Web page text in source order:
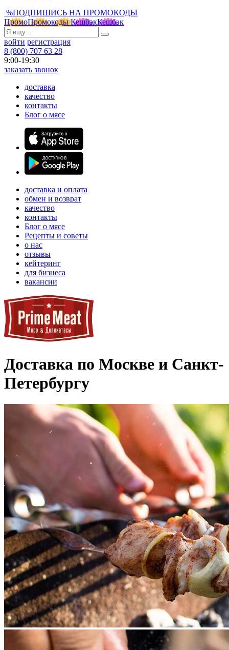
%ПОДПИШИСЬ НА ПРОМОКОДЫ
ПромоПромокоды КешбэкКешбэк
войти регистрация
8 (800) 707 63 28
9:00-19:30
заказать звонок
доставка
качество
контакты
Блог о мясе
доставка и оплата
обмен и возврат
качество
контакты
Блог о мясе
Рецепты и советы
о нас
отзывы
кейтеринг
для бизнеса
вакансии
Доставка по Москве и Санкт-
Петербургу